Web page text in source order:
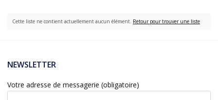
Cette liste ne contient actuellement aucun élément. Retour pour trouver une liste
NEWSLETTER
Votre adresse de messagerie (obligatoire)